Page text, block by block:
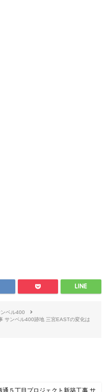
ベル400
サンベル400跡地 三宮EASTの変化は